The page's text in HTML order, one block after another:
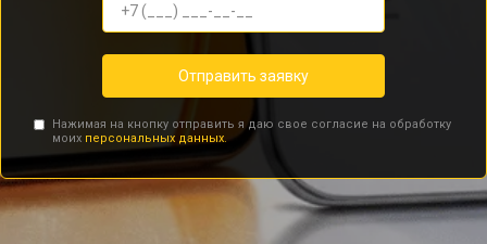
Отправить заявку
Нажимая на кнопку отправить я даю свое согласие на обработку
моих персональных данных.